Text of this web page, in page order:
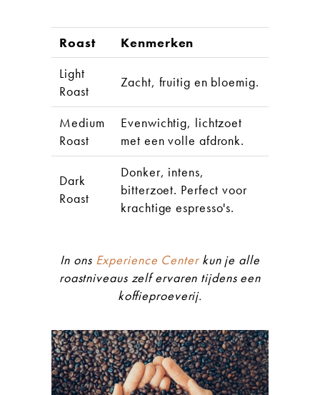
Roast
Kenmerken
Light
Roast
Zacht, fruitig en bloemig.
Medium
Roast
Evenwichtig, lichtzoet
met een volle afdronk.
Dark
Roast
Donker, intens,
bitterzoet. Perfect voor
krachtige espresso's.
In ons Experience Centerkun je alle
roastniveaus zelf ervaren tijdens een
koffieproeverij.